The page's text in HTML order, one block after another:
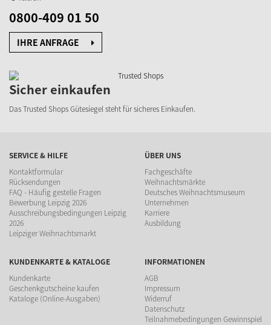
0800-409 01 50
IHRE ANFRAGE
Sicher einkaufen
Das Trusted Shops Gütesiegel steht für sicheres Einkaufen.
SERVICE & HILFE
Kontaktformular
Rücksendungen
FAQ - Häufig gestelle Fragen
Bewerbung Leipzig 2026
Ausschreibungsbedingungen Leipzig
2026
Leipziger Weihnachtsmarkt
ÜBER UNS
Fachgeschäfte
Weihnachtsmärkte
Deutsches Weihnachtsmuseum
Unternehmen
Karriere
Ausbildung
KUNDENKARTE & KATALOGE
Kundenkarte
Geschenkgutscheine kaufen
Kataloge (Online-Ausgaben)
INFORMATIONEN
AGB
Impressum
Widerruf
Datenschutz
Teilnahmebedingungen Gewinnspiel